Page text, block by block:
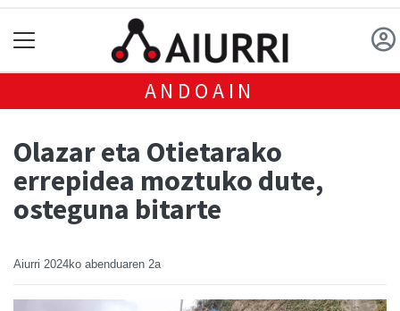
ANDOAIN
Olazar eta Otietarako
errepidea moztuko dute,
osteguna bitarte
Aiurri 2024ko abenduaren 2a